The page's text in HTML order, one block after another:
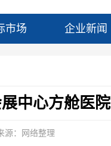
市场 企业新闻
中心方舱医院
源：网络整理